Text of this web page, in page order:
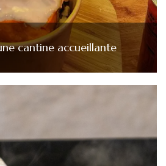
cantine accueillante